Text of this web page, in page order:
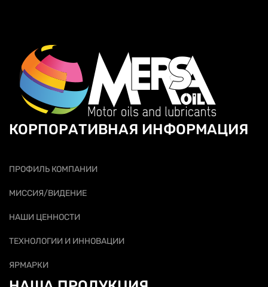
КОРПОРАТИВНАЯ ИНФОРМАЦИЯ
ПРОФИЛЬ КОМПАНИИ
МИССИЯ/ВИДЕНИЕ
НАШИ ЦЕННОСТИ
ТЕХНОЛОГИИ И ИННОВАЦИИ
ЯРМАРКИ